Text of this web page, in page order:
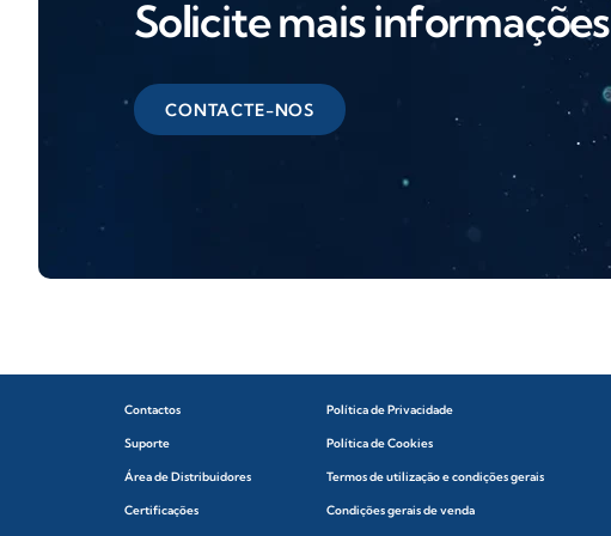
Solicite mais informações
CONTACTE-NOS
Contactos
Suporte
Área de Distribuidores
Certificações
Política de Privacidade
Política de Cookies
Termos de utilização e condições gerais
Condições gerais de venda